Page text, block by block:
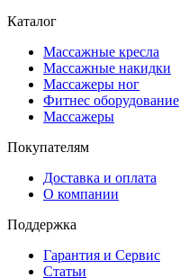
Каталог
Массажные кресла
Массажные накидки
Массажеры ног
Фитнес оборудование
Массажеры
Покупателям
Доставка и оплата
О компании
Поддержка
Гарантия и Сервис
Статьи